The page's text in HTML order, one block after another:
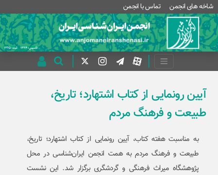
شاخه های انجمن تماس با انجمن
آیین رونمایی از کتاب اشتهارد؛ تاریخ،
طبیعت و فرهنگ مردم
به مناسبت هفته کتاب، آیین رونمایی از کتاب اشتهارد؛ تاریخ،
طبیعت و فرهنگ مردم به همت انجمن ایران‌شناسی در محل
پژوهشگاه میراث فرهنگی و گردشگری برگزار شد. این نشست